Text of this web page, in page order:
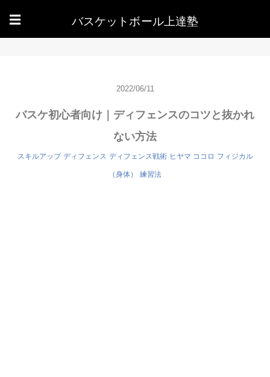
☰ バスケットボール上達塾
2022/06/11
バスケ初心者向け｜ディフェンスのコツと抜かれ
ない方法
スキルアップ ディフェンス ディフェンス戦術 ヒヤマ ココロ フィジカル
（身体） 練習法